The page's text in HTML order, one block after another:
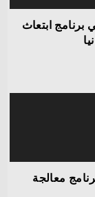
ابتعاث
معالجة